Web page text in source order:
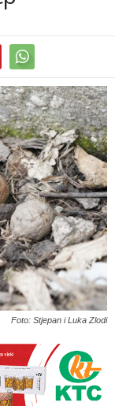
Foto: Stjepan i Luka Zlodi